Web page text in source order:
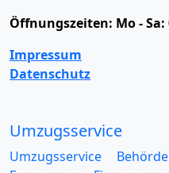
Öffnungszeiten: Mo -
Impressum
Datenschutz
Umzugsservice
Umzugsservice